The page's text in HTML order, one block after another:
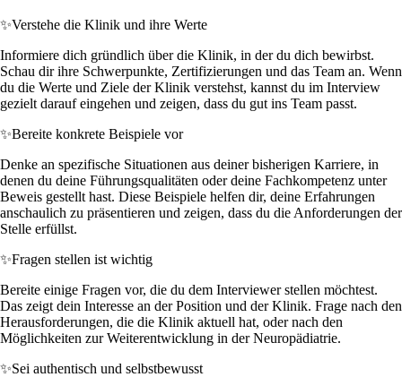
✨Verstehe die Klinik und ihre Werte
Informiere dich gründlich über die Klinik, in der du dich bewirbst.
Schau dir ihre Schwerpunkte, Zertifizierungen und das Team an. Wenn
du die Werte und Ziele der Klinik verstehst, kannst du im Interview
gezielt darauf eingehen und zeigen, dass du gut ins Team passt.
✨Bereite konkrete Beispiele vor
Denke an spezifische Situationen aus deiner bisherigen Karriere, in
denen du deine Führungsqualitäten oder deine Fachkompetenz unter
Beweis gestellt hast. Diese Beispiele helfen dir, deine Erfahrungen
anschaulich zu präsentieren und zeigen, dass du die Anforderungen der
Stelle erfüllst.
✨Fragen stellen ist wichtig
Bereite einige Fragen vor, die du dem Interviewer stellen möchtest.
Das zeigt dein Interesse an der Position und der Klinik. Frage nach den
Herausforderungen, die die Klinik aktuell hat, oder nach den
Möglichkeiten zur Weiterentwicklung in der Neuropädiatrie.
✨Sei authentisch und selbstbewusst